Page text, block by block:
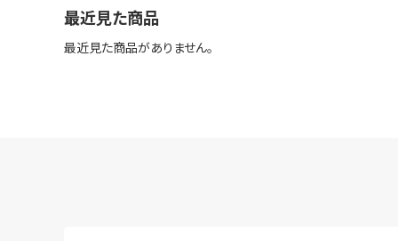
最近見た商品
最近見た商品がありません。